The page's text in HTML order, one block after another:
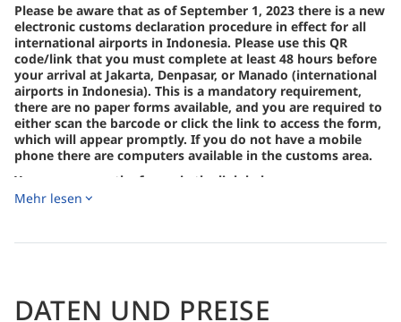
Please be aware that as of September 1, 2023 there is a new
electronic customs declaration procedure in effect for all
international airports in Indonesia. Please use this QR
code/link that you must complete at least 48 hours before
your arrival at Jakarta, Denpasar, or Manado (international
airports in Indonesia). This is a mandatory requirement,
there are no paper forms available, and you are required to
either scan the barcode or click the link to access the form,
which will appear promptly. If you do not have a mobile
phone there are computers available in the customs area.
You may access the form via the link below.
https://ecd.beacukai.go.id/
participating in the guided forest trekking portion of the
Mehr lesen
DATEN UND PREISE